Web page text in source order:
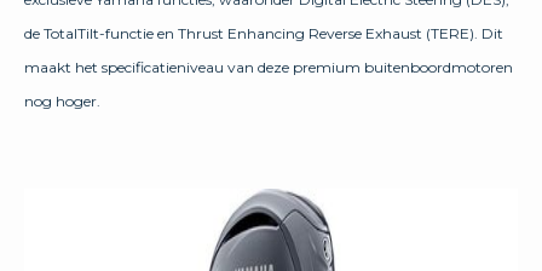
de TotalTilt-functie en Thrust Enhancing Reverse Exhaust (TERE). Dit
maakt het specificatieniveau van deze premium buitenboordmotoren
nog hoger.